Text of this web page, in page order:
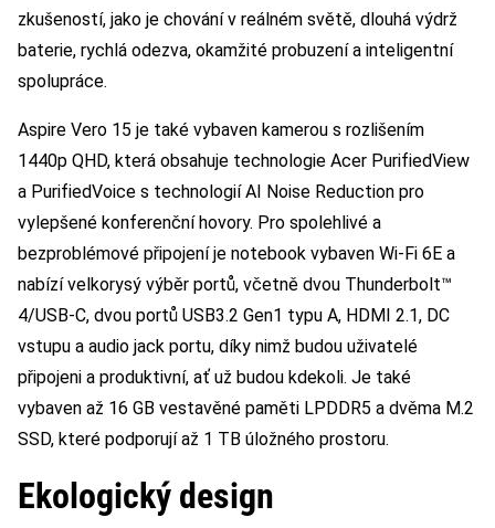
zkušeností, jako je chování v reálném světě, dlouhá výdrž
baterie, rychlá odezva, okamžité probuzení a inteligentní
spolupráce.
Aspire Vero 15 je také vybaven kamerou s rozlišením
1440p QHD, která obsahuje technologie Acer PurifiedView
a PurifiedVoice s technologií AI Noise Reduction pro
vylepšené konferenční hovory. Pro spolehlivé a
bezproblémové připojení je notebook vybaven Wi-Fi 6E a
nabízí velkorysý výběr portů, včetně dvou Thunderbolt™
4/USB-C, dvou portů USB3.2 Gen1 typu A, HDMI 2.1, DC
vstupu a audio jack portu, díky nimž budou uživatelé
připojeni a produktivní, ať už budou kdekoli. Je také
vybaven až 16 GB vestavěné paměti LPDDR5 a dvěma M.2
SSD, které podporují až 1 TB úložného prostoru.
Ekologický design